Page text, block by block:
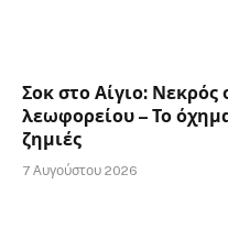
Σοκ στο Αίγιο: Νεκρός
λεωφορείου – Το
ζημιές
7 Αυγούστου 2026